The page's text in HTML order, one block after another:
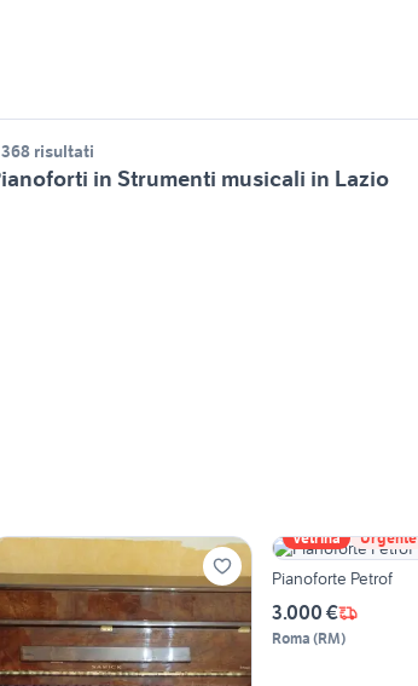
risultati
in Strumenti musicali in Lazio
Vetrina Urgente
Pianoforte Petrof
3.000 €
Roma (RM)